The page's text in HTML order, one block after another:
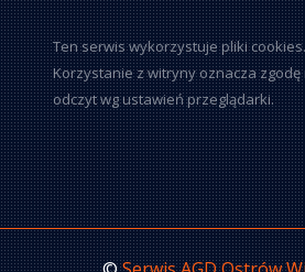
Ten serwis wykorzystuje pliki cookies.
Korzystanie z witryny oznacza zgodę
odczyt wg ustawień przeglądarki.